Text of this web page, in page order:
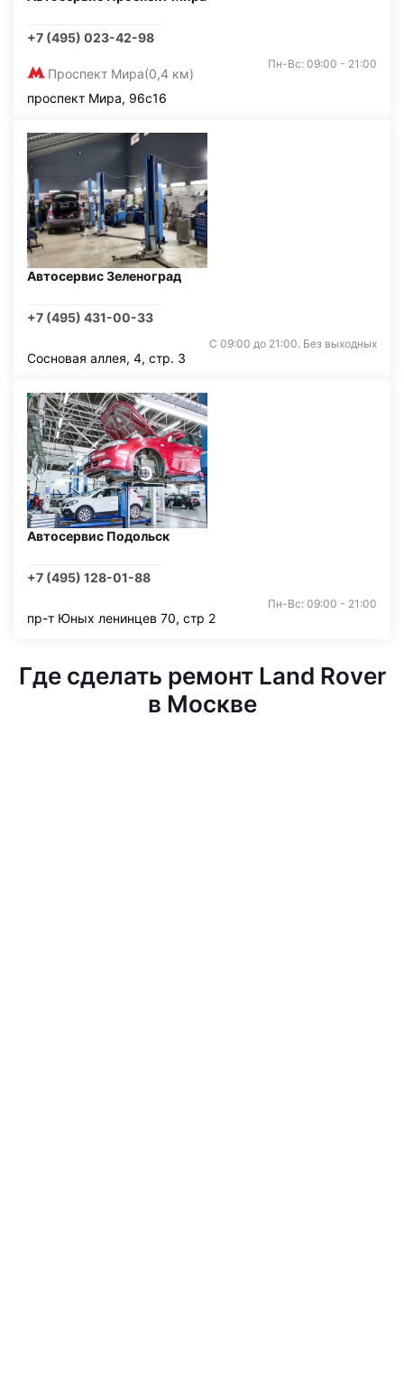
+7 (495) 023-42-98
Проспект Мира(0,4 км)
Пн-Вс: 09:00 - 21:00
проспект Мира, 96с16
Автосервис Зеленоград
+7 (495) 431-00-33
С 09:00 до 21:00. Без выходных
Сосновая аллея, 4, стр. 3
Автосервис Подольск
+7 (495) 128-01-88
Пн-Вс: 09:00 - 21:00
пр-т Юных ленинцев 70, стр 2
Где сделать ремонт Land Rover
в Москве